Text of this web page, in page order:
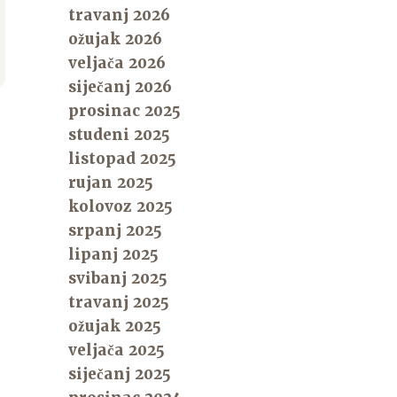
travanj 2026
ožujak 2026
veljača 2026
siječanj 2026
prosinac 2025
studeni 2025
listopad 2025
rujan 2025
kolovoz 2025
srpanj 2025
lipanj 2025
svibanj 2025
travanj 2025
ožujak 2025
veljača 2025
siječanj 2025